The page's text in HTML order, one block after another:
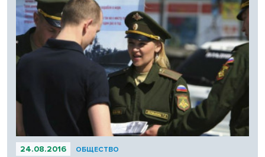
24.08.2016 ОБЩЕСТВО